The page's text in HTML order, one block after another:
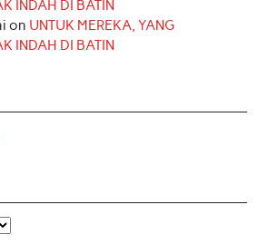
INDAH DI BATIN
on UNTUK MEREKA, YANG
INDAH DI BATIN